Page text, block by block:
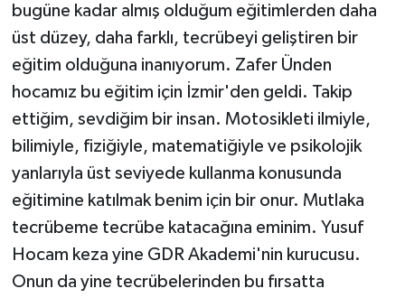
bugüne kadar almış olduğum eğitimlerden daha
üst düzey, daha farklı, tecrübeyi geliştiren bir
eğitim olduğuna inanıyorum. Zafer Ünden
hocamız bu eğitim için İzmir'den geldi. Takip
ettiğim, sevdiğim bir insan. Motosikleti ilmiyle,
bilimiyle, fiziğiyle, matematiğiyle ve psikolojik
yanlarıyla üst seviyede kullanma konusunda
eğitimine katılmak benim için bir onur. Mutlaka
tecrübeme tecrübe katacağına eminim. Yusuf
Hocam keza yine GDR Akademi'nin kurucusu.
Onun da yine tecrübelerinden bu fırsatta